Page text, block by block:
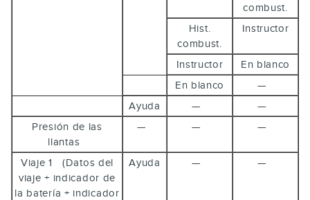
combust.
Hist.
combust.
Instructor
Instructor
En blanco
En blanco
—
Ayuda
—
—
Presión de las
llantas
— — —
Viaje 1 (Datos del
viaje + indicador de
la batería + indicador
Ayuda — —